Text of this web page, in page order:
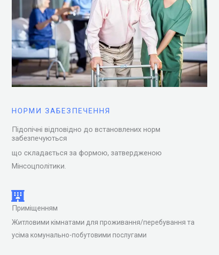
НОРМИ ЗАБЕЗПЕЧЕННЯ
Підопічні відповідно до встановлених норм
забезпечуються
що складається за формою, затвердженою
Мінсоцполітики.
Приміщенням
Житловими кімнатами для проживання/перебування та
усіма комунально-побутовими послугами